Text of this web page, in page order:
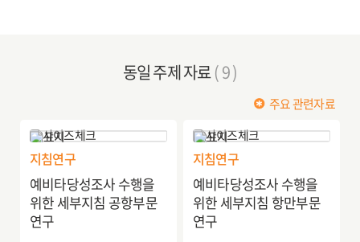
동일 주제 자료( 9 )
주요 관련자료
지침연구
예비타당성조사 수행을
위한 세부지침 공항부문
연구
지침연구
예비타당성조사 수행을
위한 세부지침 항만부문
연구